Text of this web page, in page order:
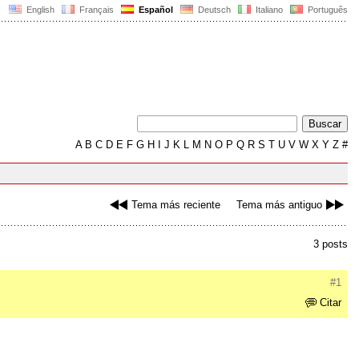
English Français Español Deutsch Italiano Português
AB C D E F G H J K L M N O P Q R S T U V W X Y Z #
Tema más reciente Tema más antiguo
3 posts
#1
Citar